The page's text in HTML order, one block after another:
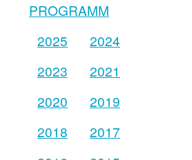
PROGRAMM
2025
2024
2023
2021
2020
2019
2018
2017